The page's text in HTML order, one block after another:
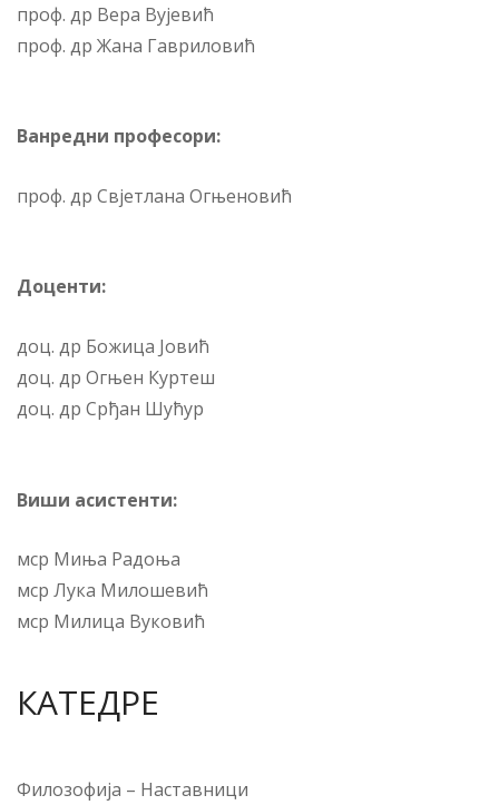
проф. др Вера Вујевић
проф. др Жана Гавриловић
Ванредни професори:
проф. др Свјетлана Огњеновић
Доценти:
доц. др Божица Јовић
доц. др Огњен Куртеш
доц. др Срђан Шућур
Виши асистенти:
мср Миња Радоња
мср Лука Милошевић
мср Милица Вуковић
КАТЕДРЕ
Филозофија – Наставници